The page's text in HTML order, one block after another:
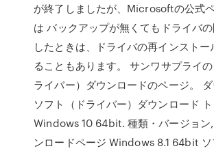
が終了しましたが、Microsoftの公式
は バックアップが無くてもドライバ
したときは、ドライバの再インストー
ることもあります。 サンワサプライ
ライバー）ダウンロードのページ。
ソフト（ドライバー）ダウンロード
Windows 10 64bit. 種類・バージョン,
ンロードページ Windows 8.1 64bit ソ